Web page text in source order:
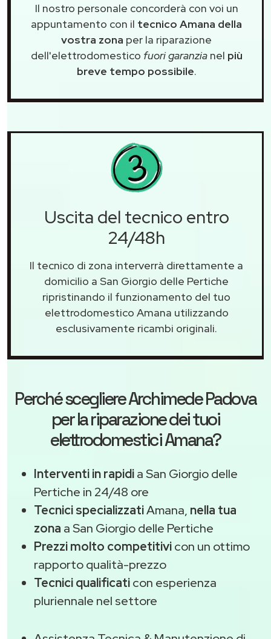
Il nostro personale concorderà con voi un
appuntamento con il tecnico Amana della
vostra zona per la riparazione
dell'elettrodomestico fuori garanzianel più
breve tempo possibile.
Uscita del tecnico entro
24/48h
Il tecnico di zona interverrà direttamente a
domicilio a San Giorgio delle Pertiche
ripristinando il funzionamento del tuo
elettrodomestico Amana utilizzando
esclusivamente ricambi originali.
Perché scegliereArchimede Padova
per la riparazione dei tuoi
elettrodomestici Amana?
Interventi in rapidia San Giorgio delle
Pertiche in 24/48 ore
Tecnici specializzatiAmana, nella tua
zona a San Giorgio delle Pertiche
Prezzi molto competitivicon un ottimo
rapporto qualità-prezzo
Tecnici qualificaticon esperienza
pluriennale nel settore